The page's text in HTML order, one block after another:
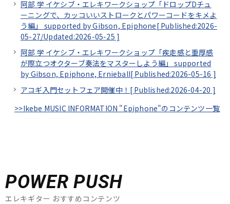
阿部 学 イケシブ・エレキワークショップ「ドロップDチュ
ーニングで、カッコいいストロークとパワーコードをキメよ
う編」 supported by Gibson, Epiphone[ Published:2026-
05-27/Updated:2026-05-25 ]
阿部 学 イケシブ・エレキワークショップ「疾走感と重厚感
が際立つオクターブ奏法をマスターしよう編」 supported
by Gibson, Epiphone, Ernieball[ Published:2026-05-16 ]
アコギ入門セットフェア開催中！[ Published:2026-04-20 ]
>>Ikebe MUSIC INFORMATION "Epiphone"のコンテンツ一覧
POWER PUSH
エレキギター おすすめコンテンツ